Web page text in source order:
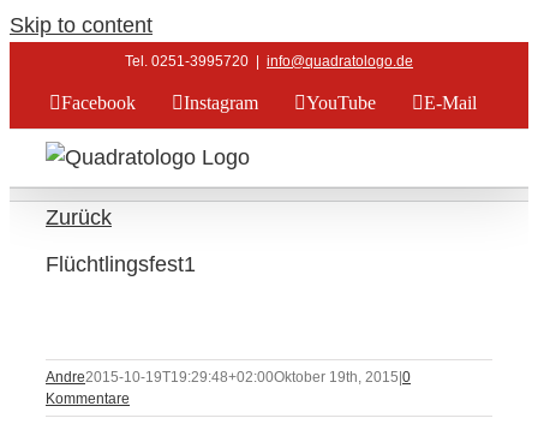
Skip to content
Tel. 0251-3995720 info@quadratologo.de
Facebook Instagram YouTube E-Mail
Zurück
Flüchtlingsfest1
Andre2015-10-19T19:29:48+02:00Oktober 19th, 2015 0
Kommentare